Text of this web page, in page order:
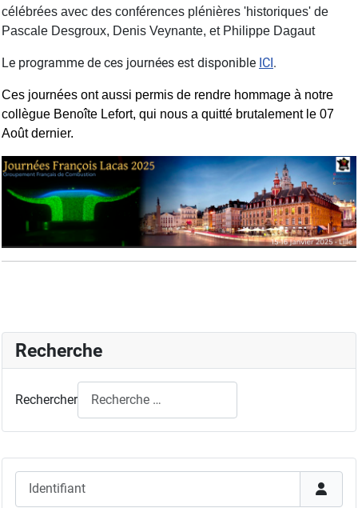
célébrées avec des conférences plénières 'historiques' de
Pascale Desgroux, Denis Veynante, et Philippe Dagaut
Le programme de ces journées est disponible ICI.
Ces journées ont aussi permis de rendre hommage à notre
collègue Benoîte Lefort, qui nous a quitté brutalement le 07
Août dernier.
Recherche
Rechercher